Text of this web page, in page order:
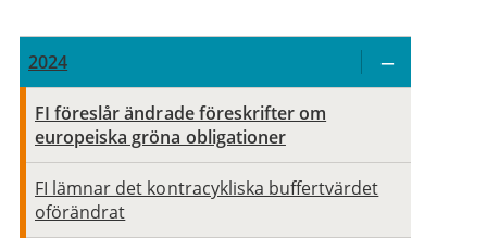
2024
FI föreslår ändrade föreskrifter om
europeiska gröna obligationer
FI lämnar det kontracykliska buffertvärdet
oförändrat